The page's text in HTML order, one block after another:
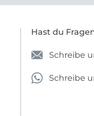
Hast du
Schreibe
Schreibe